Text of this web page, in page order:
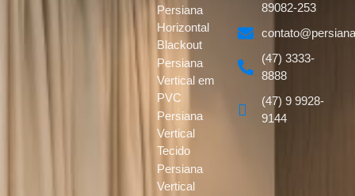
Persiana
Horizontal
Blackout
Persiana
Vertical em
PVC
Persiana
Vertical
Tecido
Persiana
Vertical
89082-253
(47) 3333-
8888
(47) 9 9928-
9144